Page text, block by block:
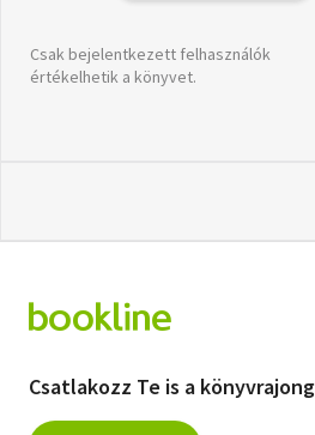
Csak bejelentkezett felhasználók
értékelhetik a könyvet.
Csatlakozz Te is a